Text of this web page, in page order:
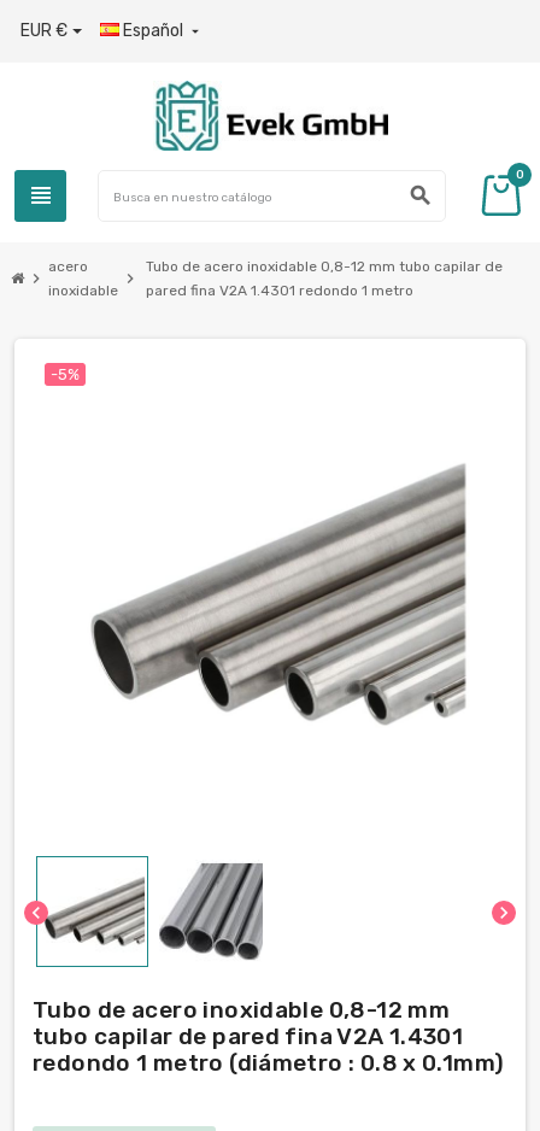
EUR € Español 
view_headline search
0
chevron_right
acero
inoxidable
chevron_right
Tubo de acero inoxidable 0,8-12 mm tubo capilar de
pared fina V2A 1.4301 redondo 1 metro
chevron_left chevron_right
-5%
Tubo de acero inoxidable 0,8-12 mm
tubo capilar de pared fina V2A 1.4301
redondo 1 metro (diámetro : 0.8 x 0.1mm)